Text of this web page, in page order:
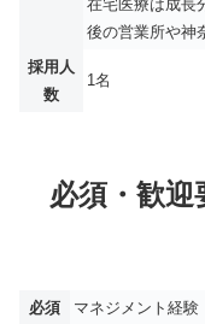
在宅医療は成長
後の営業所や神
採用人
数
1名
必須・歓迎
必須
マネジメント経験